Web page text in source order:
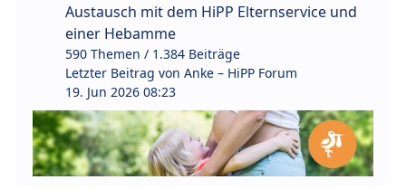
Austausch mit dem HiPP Elternservice und
einer Hebamme
590 Themen / 1.384 Beiträge
Letzter Beitrag von Anke – HiPP Forum
19. Jun 2026 08:23